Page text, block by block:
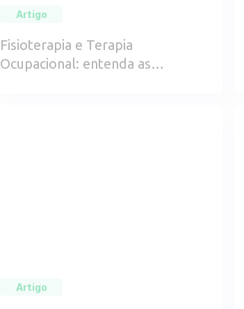
Artigo
Fisioterapia e Terapia
Ocupacional: entenda as
Artigo